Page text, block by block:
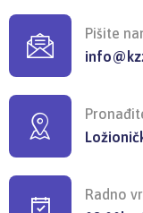
Pišite
Radno